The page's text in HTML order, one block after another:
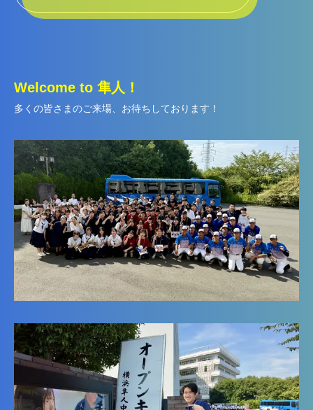
Welcome to 隼人！
多くの皆さまのご来場、お待ちしております！